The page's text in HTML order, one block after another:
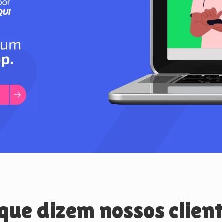
dizem nossos